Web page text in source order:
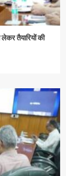
तैयारियों की